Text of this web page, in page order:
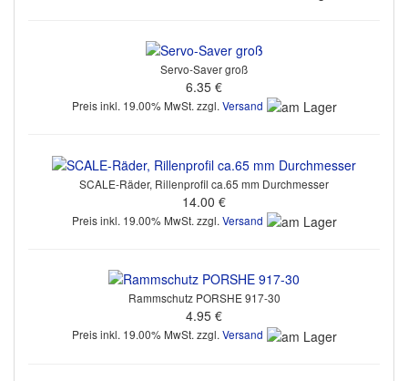
Servo-Saver groß
6.35 €
Preis inkl. 19.00% MwSt. zzgl. Versand
SCALE-Räder, Rillenprofil ca.65 mm Durchmesser
14.00 €
Preis inkl. 19.00% MwSt. zzgl. Versand
Rammschutz PORSHE 917-30
4.95 €
Preis inkl. 19.00% MwSt. zzgl.Versand